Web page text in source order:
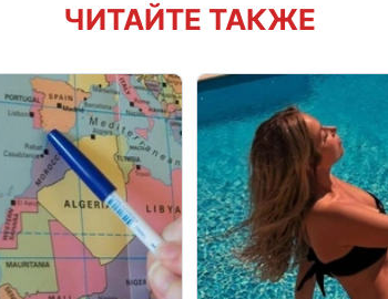
ЧИТАЙТЕ ТАКЖЕ